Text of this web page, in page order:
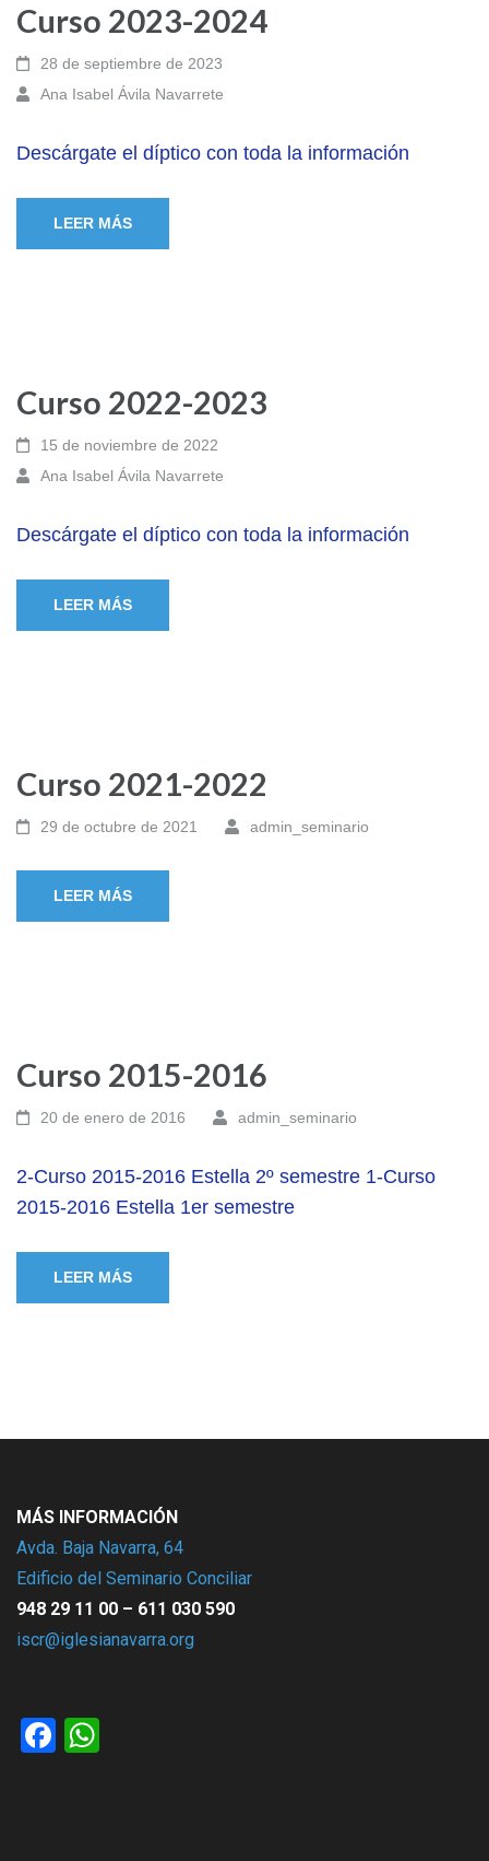
Curso 2023-2024
28 de septiembre de 2023
Ana Isabel Ávila Navarrete
Descárgate el díptico con toda la información
LEER MÁS
Curso 2022-2023
15 de noviembre de 2022
Ana Isabel Ávila Navarrete
Descárgate el díptico con toda la información
LEER MÁS
Curso 2021-2022
29 de octubre de 2021 admin_seminario
LEER MÁS
Curso 2015-2016
20 de enero de 2016 admin_seminario
2-Curso 2015-2016 Estella 2º semestre 1-Curso
2015-2016 Estella 1er semestre
LEER MÁS
MÁS INFORMACIÓN
Avda. Baja Navarra, 64
Edificio del Seminario Conciliar
948 29 11 00 – 611 030 590
iscr@iglesianavarra.org
Facebook